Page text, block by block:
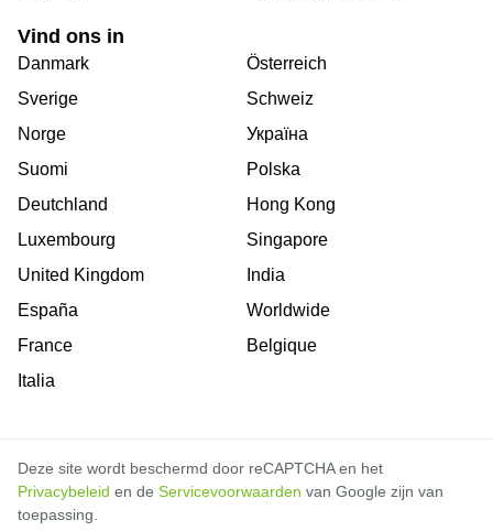
Vind ons in
Danmark
Sverige
Norge
Suomi
Deutchland
Luxembourg
United Kingdom
España
France
Italia
Österreich
Schweiz
Україна
Polska
Hong Kong
Singapore
India
Worldwide
Belgique
Deze site wordt beschermd door reCAPTCHA en het
Privacybeleid en de Servicevoorwaarden van Google zijn van
toepassing.